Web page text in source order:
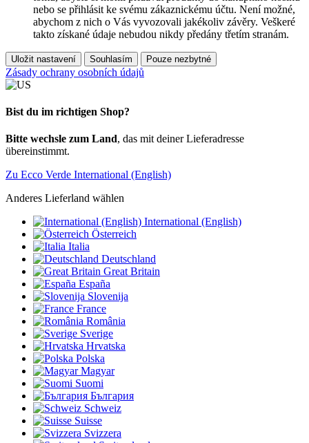
nebo se přihlásit ke svému zákaznickému účtu. Není možné,
abychom z nich o Vás vyvozovali jakékoliv závěry. Veškeré
takto získané údaje nebudou nikdy předány třetím stranám.
Uložit nastavení Souhlasím Pouze nezbytné
Zásady ochrany osobních údajů
Bist du im richtigen Shop?
Bitte wechsle zum Land, das mit deiner Lieferadresse
übereinstimmt.
Zu Ecco Verde International (English)
Anderes Lieferland wählen
International (English)
Österreich
Italia
Deutschland
Great Britain
España
Slovenija
France
România
Sverige
Hrvatska
Polska
Magyar
Suomi
България
Schweiz
Suisse
Svizzera